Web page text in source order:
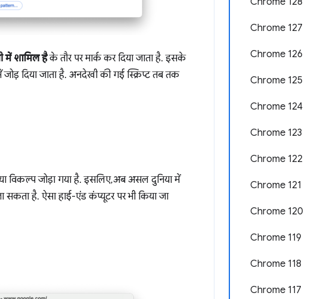
Chrome 127
Chrome 126
Chrome 125
Chrome 124
Chrome 123
Chrome 122
Chrome 121
Chrome 120
Chrome 119
Chrome 118
Chrome 117
में शामिल हैके तौर पर मार्क कर दिया जाता है. इसके
दिया जाता है. अनदेखी की गई स्क्रिप्ट तब तक
विकल्प जोड़ा गया है. इसलिए, अब असल दुनिया में
है. ऐसा हाई-एंड कंप्यूटर पर भी किया जा